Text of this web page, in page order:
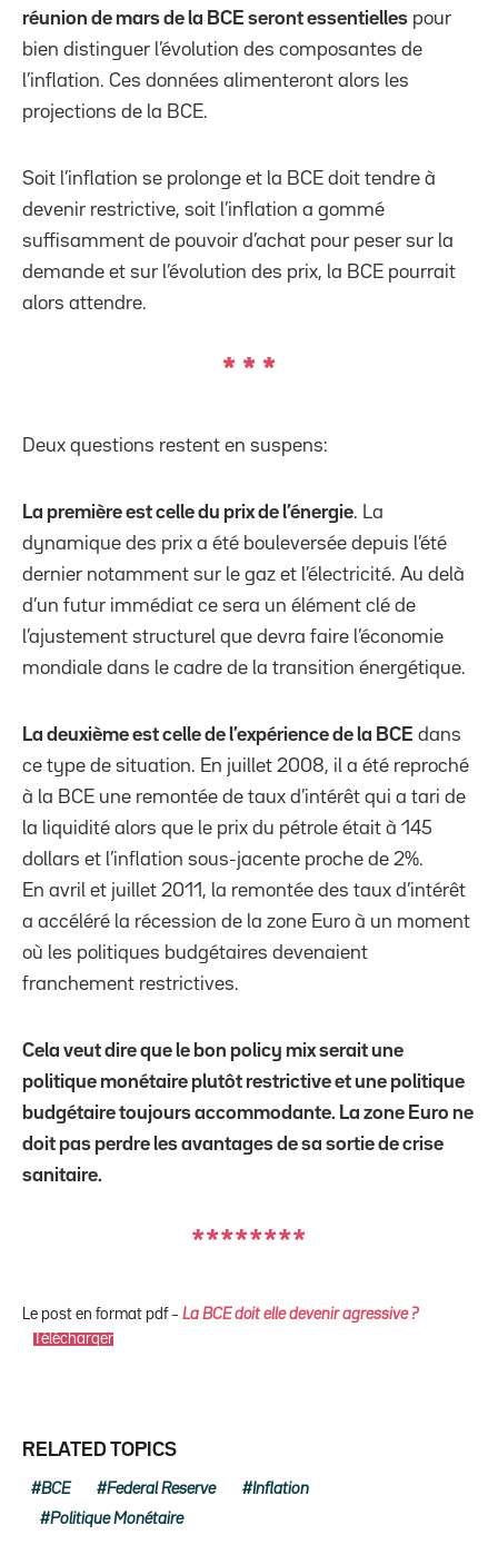
réunion de mars de la BCE seront essentielles pour
bien distinguer l’évolution des composantes de
l’inflation. Ces données alimenteront alors les
projections de la BCE.
Soit l’inflation se prolonge et la BCE doit tendre à
devenir restrictive, soit l’inflation a gommé
suffisamment de pouvoir d’achat pour peser sur la
demande et sur l’évolution des prix, la BCE pourrait
alors attendre.
* * *
Deux questions restent en suspens:
La première est celle du prix de l’énergie. La
dynamique des prix a été bouleversée depuis l’été
dernier notamment sur le gaz et l’électricité. Au delà
d’un futur immédiat ce sera un élément clé de
l’ajustement structurel que devra faire l’économie
mondiale dans le cadre de la transition énergétique.
La deuxième est celle de l’expérience de la BCE dans
ce type de situation. En juillet 2008, il a été reproché
à la BCE une remontée de taux d’intérêt qui a tari de
la liquidité alors que le prix du pétrole était à 145
dollars et l’inflation sous-jacente proche de 2%.
En avril et juillet 2011, la remontée des taux d’intérêt
a accéléré la récession de la zone Euro à un moment
où les politiques budgétaires devenaient
franchement restrictives.
Cela veut dire que le bon policy mix serait une
politique monétaire plutôt restrictive et une politique
budgétaire toujours accommodante. La zone Euro ne
doit pas perdre les avantages de sa sortie de crise
sanitaire.
********
Le post en format pdf – La BCE doit elle devenir agressive ?
Télécharger
RELATED TOPICS
BCE Federal Reserve Inflation
Politique Monétaire